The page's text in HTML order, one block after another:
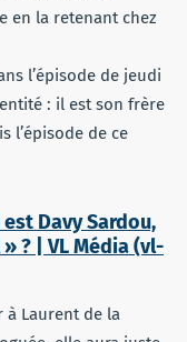
en la retenant chez
l’épisode de jeudi
: il est son frère
l’épisode de ce
Davy Sardou,
? | VL Média (vl-
à Laurent de la